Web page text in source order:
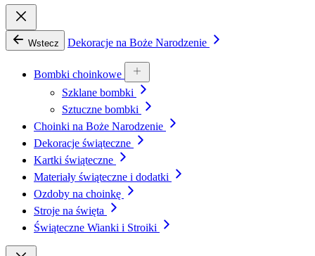
Wstecz Dekoracje na Boże Narodzenie
Bombki choinkowe
Szklane bombki
Sztuczne bombki
Choinki na Boże Narodzenie
Dekoracje świąteczne
Kartki świąteczne
Materiały świąteczne i dodatki
Ozdoby na choinkę
Stroje na święta
Świąteczne Wianki i Stroiki